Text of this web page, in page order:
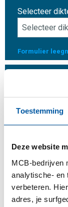
Toestemming
Deze website
MCB-bedrijven
analytische- en
verbeteren.
adres, je
Selecteer
Formulier
Gelieve in